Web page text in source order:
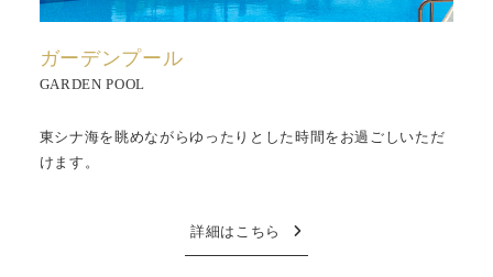
ガーデンプール
GARDEN POOL
東シナ海を眺めながらゆったりとした時間をお過ごしいただ
けます。
詳細はこちら